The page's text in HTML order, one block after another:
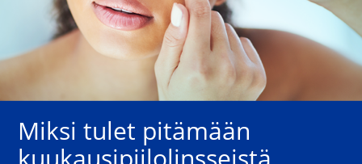
Miksi tulet pitämään